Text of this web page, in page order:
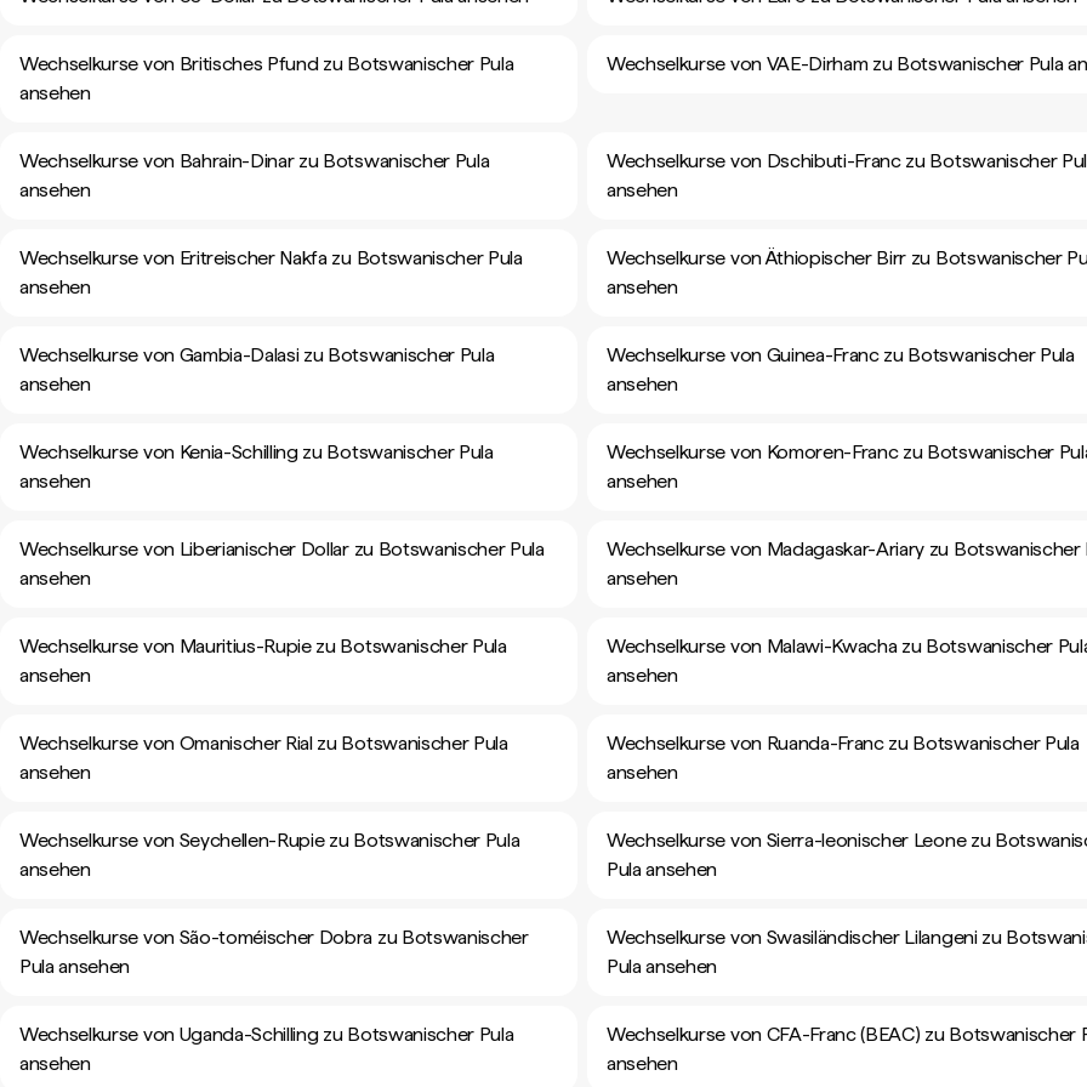
Wechselkurse von Britisches Pfund zu Botswanischer Pula
ansehen
Wechselkurse von VAE-Dirham zu Botswanischer Pula
Wechselkurse von Bahrain-Dinar zu Botswanischer Pula
ansehen
Wechselkurse von Dschibuti-Franc zu Botswanischer
ansehen
Wechselkurse von Eritreischer Nakfa zu Botswanischer Pula
ansehen
Wechselkurse von Äthiopischer Birr zu Botswanischer
ansehen
Wechselkurse von Gambia-Dalasi zu Botswanischer Pula
ansehen
Wechselkurse von Guinea-Franc zu Botswanischer Pula
ansehen
Wechselkurse von Kenia-Schilling zu Botswanischer Pula
ansehen
Wechselkurse von Komoren-Franc zu Botswanischer
ansehen
Wechselkurse von Liberianischer Dollar zu Botswanischer Pula
ansehen
Wechselkurse von Madagaskar-Ariary zu Botswanischer
ansehen
Wechselkurse von Mauritius-Rupie zu Botswanischer Pula
ansehen
Wechselkurse von Malawi-Kwacha zu Botswanischer
ansehen
Wechselkurse von Omanischer Rial zu Botswanischer Pula
ansehen
Wechselkurse von Ruanda-Franc zu Botswanischer Pula
ansehen
Wechselkurse von Seychellen-Rupie zu Botswanischer Pula
ansehen
Wechselkurse von Sierra-leonischer Leone zu
Pula ansehen
Wechselkurse von São-toméischer Dobra zu Botswanischer
Pula ansehen
Wechselkurse von Swasiländischer Lilangeni zu
Pula ansehen
Wechselkurse von Uganda-Schilling zu Botswanischer Pula
ansehen
Wechselkurse von CFA-Franc (BEAC) zu Botswanischer
ansehen